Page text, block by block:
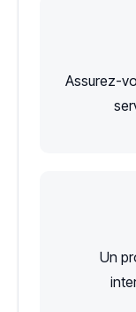
Assurez-
Un